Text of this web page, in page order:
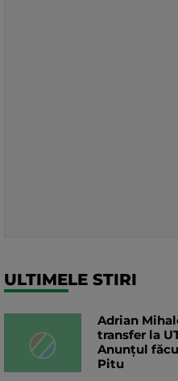
ULTIMELE STIRI
Adrian
transfer la
Anunțul
Pitu